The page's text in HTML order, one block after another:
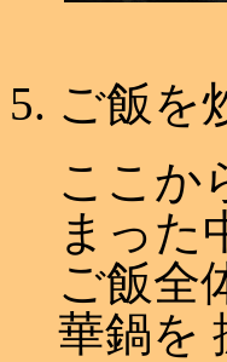
ご飯を
ここか
まった
ご飯全
華鍋を